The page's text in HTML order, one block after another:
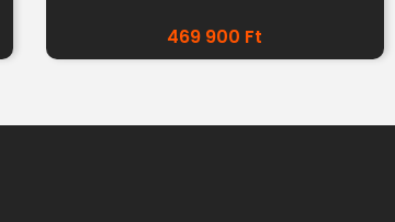
469 900 Ft